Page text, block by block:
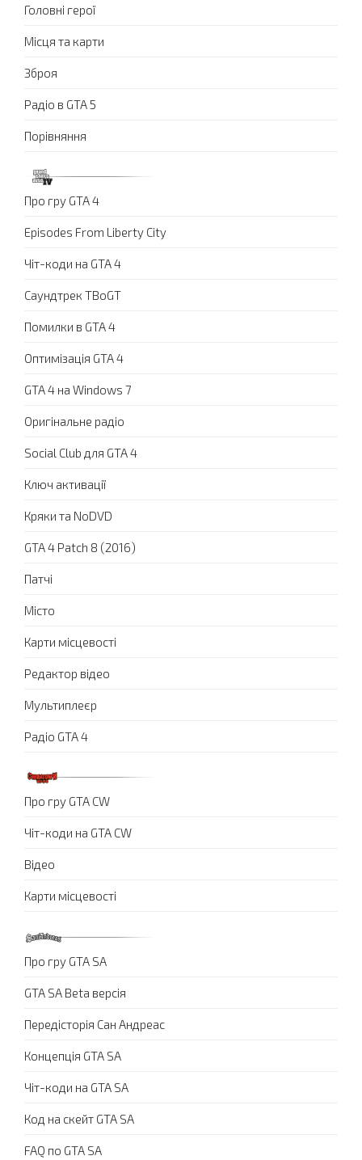
Головні герої
Місця та карти
Зброя
Радіо в GTA 5
Порівняння
Про гру GTA 4
Episodes From Liberty City
Чіт-коди на GTA 4
Саундтрек TBoGT
Помилки в GTA 4
Оптимізація GTA 4
GTA 4 на Windows 7
Оригінальне радіо
Social Club для GTA 4
Ключ активації
Кряки та NoDVD
GTA 4 Patch 8 (2016)
Патчі
Місто
Карти місцевості
Редактор відео
Мультиплеєр
Радіо GTA 4
Про гру GTA CW
Чіт-коди на GTA CW
Відео
Карти місцевості
Про гру GTA SA
GTA SA Beta версія
Передісторія Сан Андреас
Концепція GTA SA
Чіт-коди на GTA SA
Код на скейт GTA SA
FAQ по GTA SA